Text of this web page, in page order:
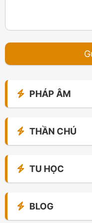
PHÁP ÂM
THẦN CHÚ
TU HỌC
BLOG